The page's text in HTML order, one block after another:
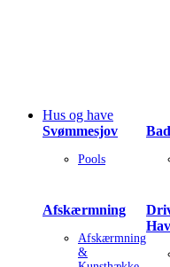
Hus og have
Svømmesjov
Pools
Afskærmning
Afskærmning
&